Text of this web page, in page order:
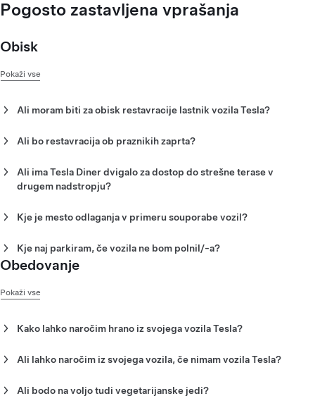
Pogosto zastavljena vprašanja
Obisk
Pokaži vse
Ali moram biti za obisk restavracije lastnik vozila Tesla?
Ali bo restavracija ob praznikih zaprta?
Opomba:delovni čas se lahko spremeni.
Ali ima Tesla Diner dvigalo za dostop do strešne terase v
drugem nadstropju?
lahko pridete do strešne terase in iz nje.
Kje je mesto odlaganja v primeru souporabe vozil?
dovoz N Orange.
Kje naj parkiram, če vozila ne bom polnil/-a?
V bližini so parkirne hiše in parkirišča na ulici.
Obedovanje
Pokaži vse
Kako lahko naročim hrano iz svojega vozila Tesla?
svojem vozilu odprete aplikacijo Tesla Diner.
Ali lahko naročim iz svojega vozila, če nimam vozila Tesla?
kjer lahko hrano pojeste v restavraciji ali pa jo vzamete s sabo.
Ali bodo na voljo tudi vegetarijanske jedi?